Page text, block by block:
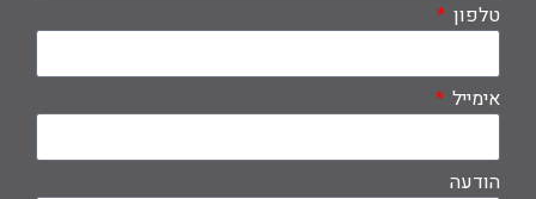
טלפון
אימייל
הודעה